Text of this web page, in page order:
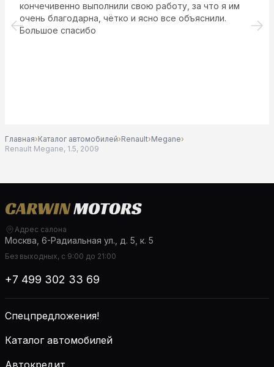
кончечивенно выполнили свою работу, за что я им
очень благодарна, чётко и ясно все объяснили.
Большое спасибо
Главная›Каталог автомобилей›Renault›Megane›
Renault Megane, 1.5, 2009
Адрес салона
Москва, 6-Радиальная ул., д. 5, к. 5
Без выходных, с 9:00 до 21:00
+7 499 302 33 69
Спецпредложения!
Каталог автомобилей